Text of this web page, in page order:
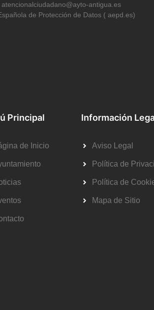
antigua.es
de Protección de Datos ( aepd.es)
Principal
de Inicio
Información
Aviso Legal
Política de
Política de
Mapa de Sitio